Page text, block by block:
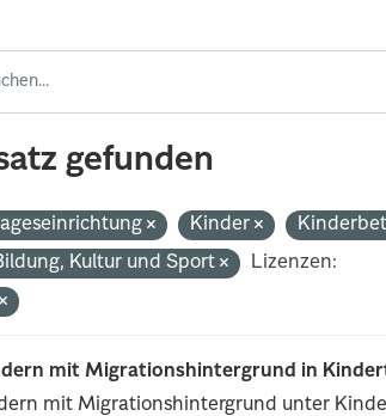
gefunden
Kinder
Kultur und Sport
Lizenzen:
mit Migrationshintergrund in
mit Migrationshintergrund unter